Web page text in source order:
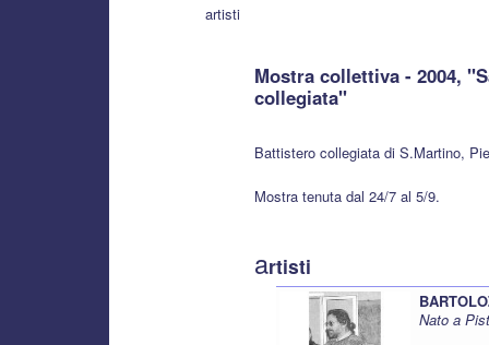
artisti
Mostra collettiva - 2004,
collegiata"
Battistero collegiata di S.Martino,
Mostra tenuta dal 24/7 al 5/9.
artisti
Nato a